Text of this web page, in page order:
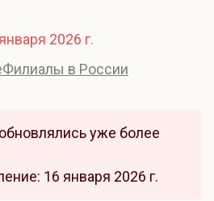
2026 г.
Филиалы в России
уже более
16 января 2026 г.